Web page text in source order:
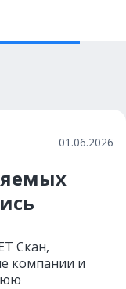
01.06.2026
Скан,
компании и